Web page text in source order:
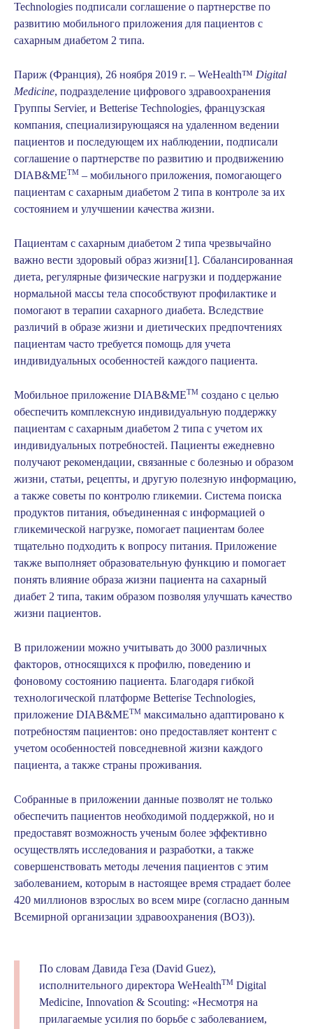
Technologies подписали соглашение о партнерстве по
развитию мобильного приложения для пациентов с
сахарным диабетом 2 типа.
Париж (Франция), 26 ноября 2019 г. – WeHealth™ Digital
Medicine, подразделение цифрового здравоохранения
Группы Servier, и Betterise Technologies, французская
компания, специализирующаяся на удаленном ведении
пациентов и последующем их наблюдении, подписали
соглашение о партнерстве по развитию и продвижению
DIAB&METM – мобильного приложения, помогающего
пациентам с сахарным диабетом 2 типа в контроле за их
состоянием и улучшении качества жизни.
Пациентам с сахарным диабетом 2 типа чрезвычайно
важно вести здоровый образ жизни[1]. Сбалансированная
диета, регулярные физические нагрузки и поддержание
нормальной массы тела способствуют профилактике и
помогают в терапии сахарного диабета. Вследствие
различий в образе жизни и диетических предпочтениях
пациентам часто требуется помощь для учета
индивидуальных особенностей каждого пациента.
Мобильное приложение DIAB&METM создано с целью
обеспечить комплексную индивидуальную поддержку
пациентам с сахарным диабетом 2 типа с учетом их
индивидуальных потребностей. Пациенты ежедневно
получают рекомендации, связанные с болезнью и образом
жизни, статьи, рецепты, и другую полезную информацию,
а также советы по контролю гликемии. Система поиска
продуктов питания, объединенная с информацией о
гликемической нагрузке, помогает пациентам более
тщательно подходить к вопросу питания. Приложение
также выполняет образовательную функцию и помогает
понять влияние образа жизни пациента на сахарный
диабет 2 типа, таким образом позволяя улучшать качество
жизни пациентов.
В приложении можно учитывать до 3000 различных
факторов, относящихся к профилю, поведению и
фоновому состоянию пациента. Благодаря гибкой
технологической платформе Betterise Technologies,
приложение DIAB&METM максимально адаптировано к
потребностям пациентов: оно предоставляет контент с
учетом особенностей повседневной жизни каждого
пациента, а также страны проживания.
Собранные в приложении данные позволят не только
обеспечить пациентов необходимой поддержкой, но и
предоставят возможность ученым более эффективно
осуществлять исследования и разработки, а также
совершенствовать методы лечения пациентов с этим
заболеванием, которым в настоящее время страдает более
420 миллионов взрослых во всем мире (согласно данным
Всемирной организации здравоохранения (ВОЗ)).
По словам Давида Геза (David Guez),
исполнительного директора WeHealthTM Digital
Medicine, Innovation & Scouting: «Несмотря на
прилагаемые усилия по борьбе с заболеванием,